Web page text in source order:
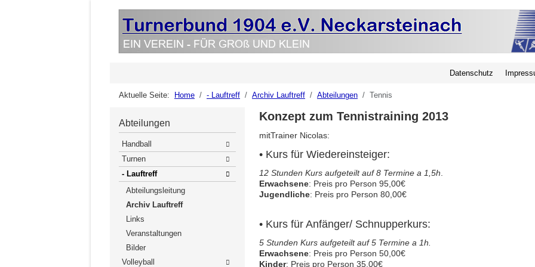
Datenschutz
Aktuelle Seite: Home - Lauftreff Archiv Lauftreff Abteilungen Tennis
Abteilungen
Handball
Turnen
- Lauftreff
Abteilungsleitung
Archiv Lauftreff
Links
Veranstaltungen
Bilder
Volleyball
Konzept zum Tennistraining 2013
mitTrainer Nicolas:
• Kurs für Wiedereinsteiger:
12 Stunden Kurs aufgeteilt auf 8 Termine a 1,5h
Erwachsene: Preis pro Person 95,00€
Jugendliche: Preis pro Person 80,00€
• Kurs für Anfänger/ Schnupperkurs:
5 Stunden Kurs aufgeteilt auf 5 Termine a 1h.
Erwachsene: Preis pro Person 50,00€
Kinder: Preis pro Person 35,00€